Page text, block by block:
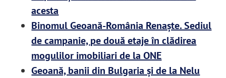
acesta
Binomul Geoană-România Renaște. Sediul
de campanie, pe două etaje în clădirea
mogulilor imobiliari de la ONE
Geoană, banii din Bulgaria și de la Nelu